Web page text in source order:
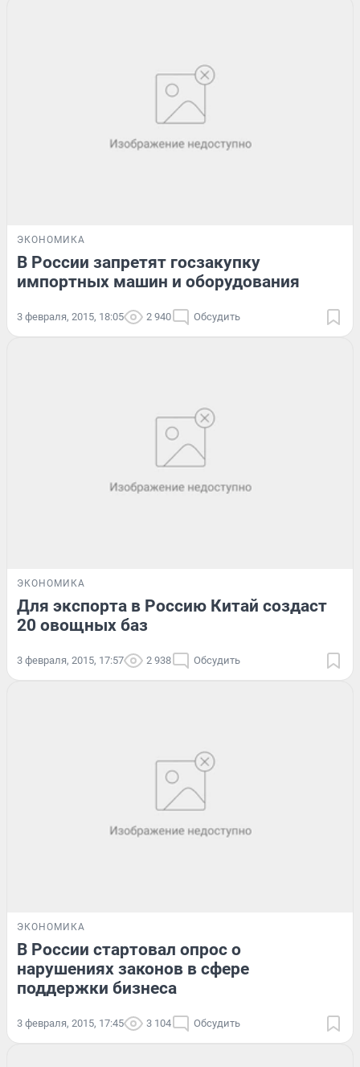
ЭКОНОМИКА
В России запретят госзакупку
импортных машин и оборудования
3 февраля, 2015, 18:05 2 940 Обсудить
ЭКОНОМИКА
Для экспорта в Россию Китай создаст
20 овощных баз
3 февраля, 2015, 17:57 2 938 Обсудить
ЭКОНОМИКА
В России стартовал опрос о
нарушениях законов в сфере
поддержки бизнеса
3 февраля, 2015, 17:45 3 104 Обсудить